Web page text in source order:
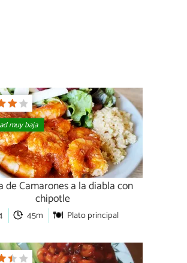
muy baja
de Camarones a la diabla con
chipotle
45m Plato principal